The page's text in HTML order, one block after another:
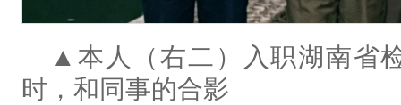
▲本人（右二）入职湖南省
时，和同事的合影